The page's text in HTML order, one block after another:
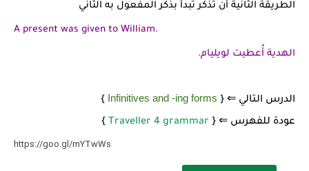
الطريقة الثانية أن تذكر تبدأ بذكر المفعول به الثاني
A present was given to William.
الهدية أُعطيت لويليام.
الدرس التالي ⇐ { Infinitives and -ing forms
}
عودة للفهرس ⇐ { Traveller 4 grammar
}
https://goo.gl/mYTwWs